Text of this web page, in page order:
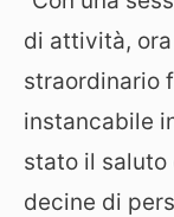
di attività,
straordinario
instancabile
stato il saluto
decine di